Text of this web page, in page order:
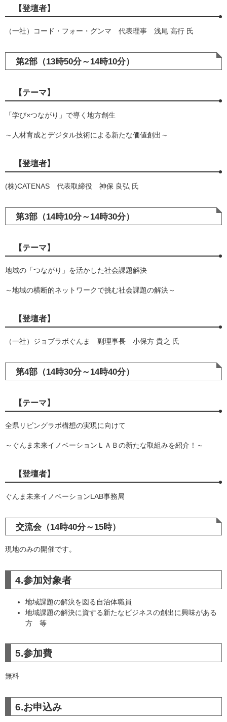
【登壇者】
（一社）コード・フォー・グンマ 代表理事 浅尾 高行 氏
第2部（13時50分～14時10分）
【テーマ】
「学び×つながり」で導く地方創生
～人材育成とデジタル技術による新たな価値創出～
【登壇者】
(株)CATENAS 代表取締役 神保 良弘 氏
第3部（14時10分～14時30分）
【テーマ】
地域の「つながり」を活かした社会課題解決
～地域の横断的ネットワークで挑む社会課題の解決～
【登壇者】
（一社）ジョブラボぐんま 副理事長 小保方 貴之 氏
第4部（14時30分～14時40分）
【テーマ】
全県リビングラボ構想の実現に向けて
～ぐんま未来イノベーションＬＡＢの新たな取組みを紹介！～
【登壇者】
ぐんま未来イノベーションLAB事務局
交流会（14時40分～15時）
現地のみの開催です。
4.参加対象者
地域課題の解決を図る自治体職員
地域課題の解決に資する新たなビジネスの創出に興味がある
方 等
5.参加費
無料
6.お申込み